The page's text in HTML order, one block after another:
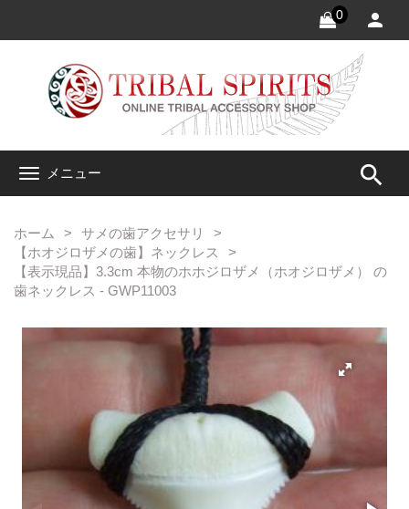
0
メニュー search
ホーム
サメの歯アクセサリ
【ホオジロザメの歯】ネックレス
【表示現品】3.3cm 本物のホホジロザメ（ホオジロザメ） の
歯ネックレス - GWP11003